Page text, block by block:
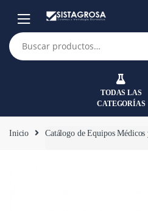
navegación
contenido
Buscar
por:
TODAS LAS
CATEGORÍAS
Inicio Catálogo de Equipos